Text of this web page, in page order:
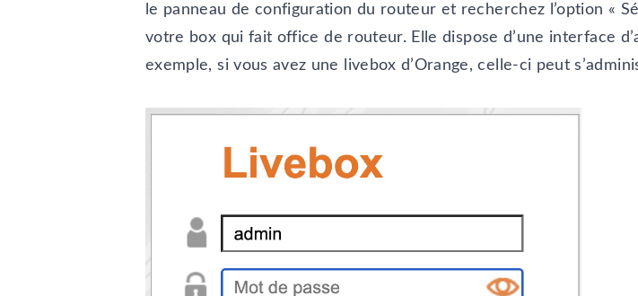
le panneau de configuration du routeur et recherchez l’option «
votre box qui fait office de routeur. Elle dispose d’une interface
exemple, si vous avez une livebox d’Orange, celle-ci peut